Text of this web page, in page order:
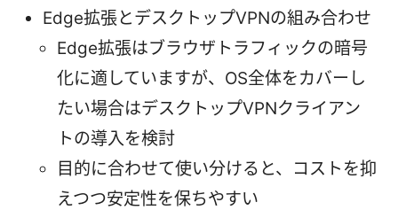
Edge拡張とデスクトップVPNの組み合わせ
Edge拡張はブラウザトラフィックの暗号
化に適していますが、OS全体をカバーし
たい場合はデスクトップVPNクライアン
トの導入を検討
目的に合わせて使い分けると、コストを抑
えつつ安定性を保ちやすい